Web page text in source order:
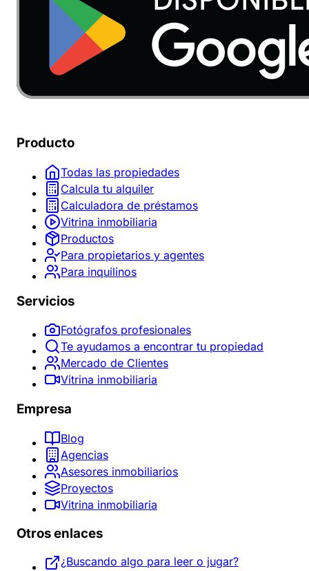
Producto
Todas las propiedades
Calcula tu alquiler
Calculadora de préstamos
Vitrina inmobiliaria
Productos
Para propietarios y agentes
Para inquilinos
Servicios
Fotógrafos profesionales
Te ayudamos a encontrar tu propiedad
Mercado de Clientes
Vitrina inmobiliaria
Empresa
Blog
Agencias
Asesores inmobiliarios
Proyectos
Vitrina inmobiliaria
Otros enlaces
¿Buscando algo para leer o jugar?